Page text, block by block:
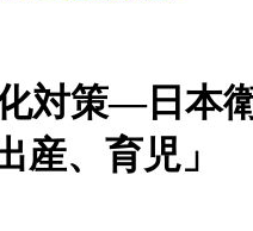
対策―日本
産、育児」